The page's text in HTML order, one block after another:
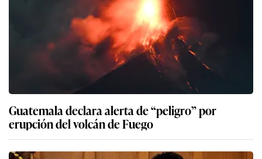
Guatemala declara alerta de “peligro” por
erupción del volcán de Fuego